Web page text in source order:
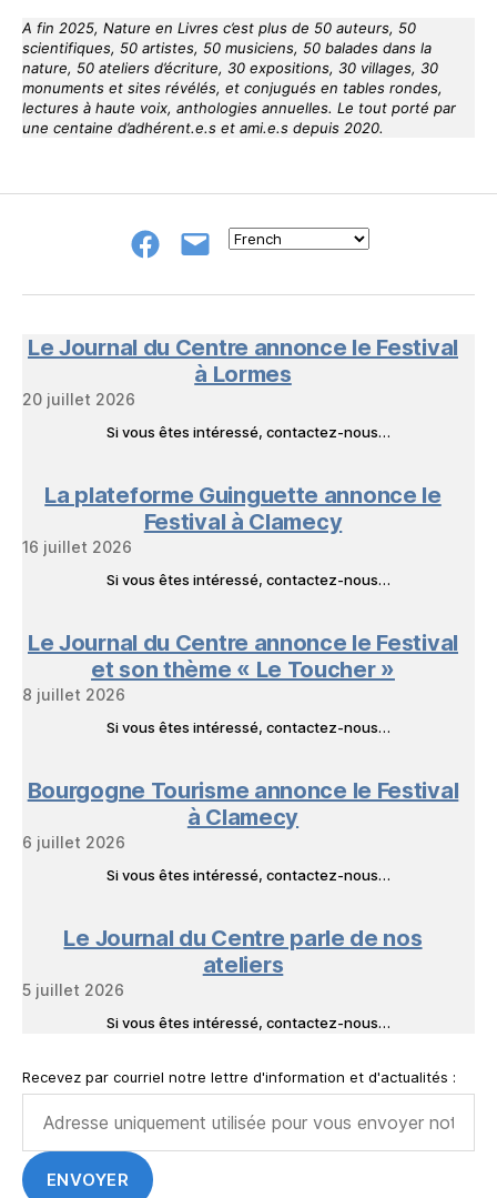
A fin 2025, Nature en Livres c’est plus de 50 auteurs, 50
scientifiques, 50 artistes, 50 musiciens, 50 balades dans la
nature, 50 ateliers d’écriture, 30 expositions, 30 villages, 30
monuments et sites révélés, et conjugués en tables rondes,
lectures à haute voix, anthologies annuelles. Le tout porté par
une centaine d’adhérent.e.s et ami.e.s depuis 2020.
Groupe
NeL
E-
à
Livres
Le Journal du Centre annonce le Festival
à Lormes
20 juillet 2026
Si vous êtes intéressé, contactez-nous…
La plateforme Guinguette annonce le
Festival à Clamecy
16 juillet 2026
Si vous êtes intéressé, contactez-nous…
Le Journal du Centre annonce le Festival
et son thème « Le Toucher »
8 juillet 2026
Si vous êtes intéressé, contactez-nous…
Bourgogne Tourisme annonce le Festival
à Clamecy
6 juillet 2026
Si vous êtes intéressé, contactez-nous…
Le Journal du Centre parle de nos
ateliers
5 juillet 2026
Si vous êtes intéressé, contactez-nous…
Recevez par courriel notre lettre d'information et d'actualités :